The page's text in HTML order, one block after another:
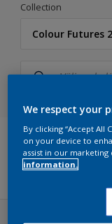
Collection
Colour Futures
Nordsjö
5051
Nordsjö RAL
Nordsjö True
We respect your
By clicking “Accept All
on your device to
assist in our marketing
information.